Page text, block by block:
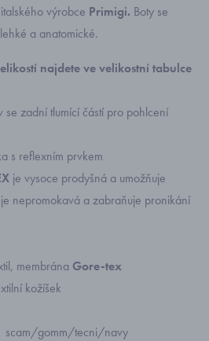
výrobce Primigi. Boty se
a anatomické.
najdete ve velikostní tabulce
se zadní tlumící částí pro pohlcení
s reflexním prvkem
je vysoce prodyšná a umožňuje
nepromokavá a zabraňuje pronikání
membrána Gore-tex
kožíšek
scam/gomm/tecni/navy